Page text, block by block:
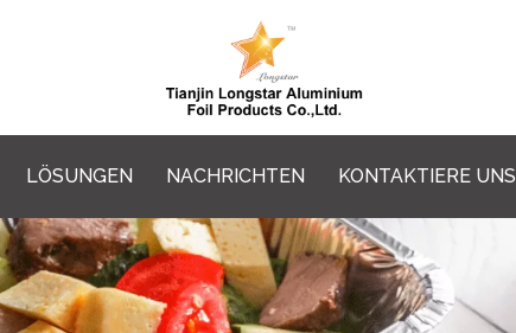
LÖSUNGEN NACHRICHTEN KONTAKTIERE UNS